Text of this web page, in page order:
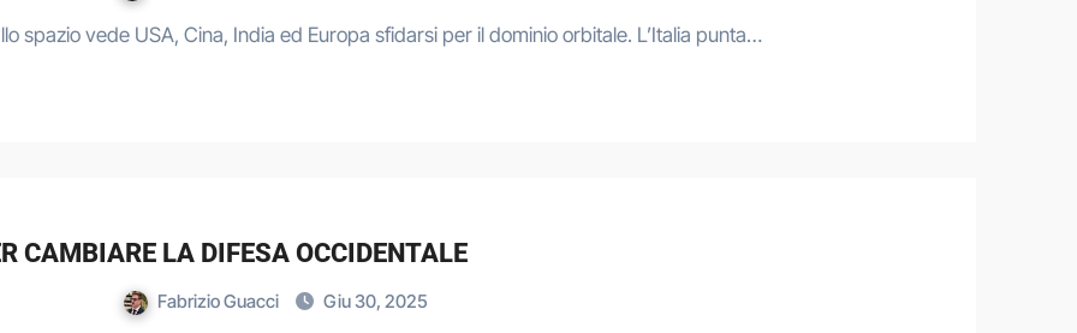
spazio vede USA, Cina, India ed Europa sfidarsi per il dominio orbitale. L’Italia punta…
CAMBIARE LA DIFESA OCCIDENTALE
Fabrizio Guacci Giu 30, 2025